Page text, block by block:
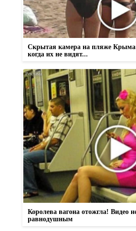
Скрытая камера на пляже
когда их не видят...
Королева вагона отожгла! Видео
равнодушным